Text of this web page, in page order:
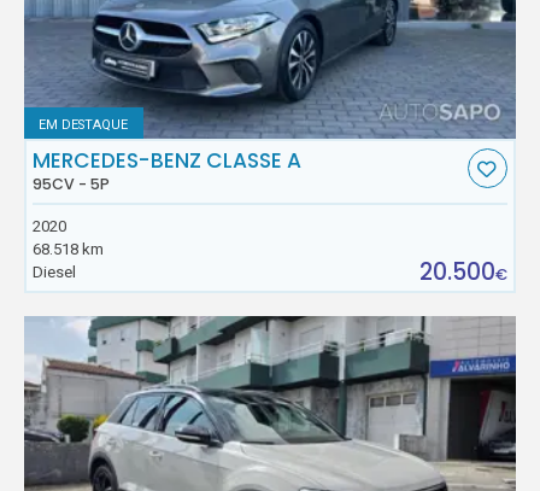
EM DESTAQUE
MERCEDES-BENZ CLASSE A
95CV - 5P
2020
68.518 km
Diesel
20.500€